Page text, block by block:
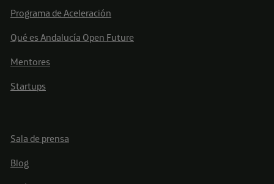
Programa de Aceleración
Qué es Andalucía Open Future
Mentores
Startups
Sala de prensa
Blog